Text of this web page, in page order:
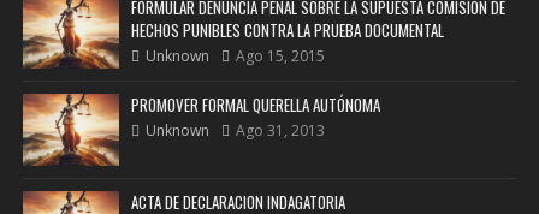
FORMULAR DENUNCIA PENAL SOBRE LA SUPUESTA COMISIÓN DE
HECHOS PUNIBLES CONTRA LA PRUEBA DOCUMENTAL
Unknown Ago 15, 2015
PROMOVER FORMAL QUERELLA AUTÓNOMA
Unknown Ago 31, 2013
ACTA DE DECLARACION INDAGATORIA